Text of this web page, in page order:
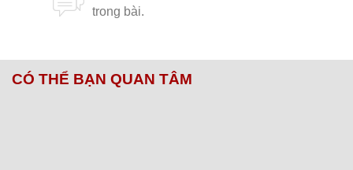
CÓ THỂ BẠN QUAN TÂM